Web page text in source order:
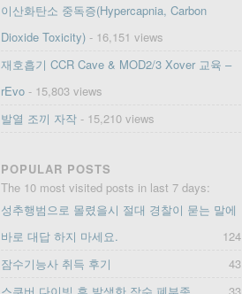
이산화탄소 중독증(Hypercapnia, Carbon
Dioxide Toxicity)- 16,151 views
재호흡기 CCR Cave & MOD2/3 Xover 교육 –
rEvo- 15,803 views
발열 조끼 자작- 15,210 views
POPULAR POSTS
The 10 most visited posts in last 7 days:
성추행범으로 몰렸을시 절대 경찰이 묻는 말에
바로 대답 하지 마세요.
124
잠수기능사 취득 후기
43